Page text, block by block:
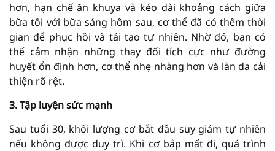
hơn, hạn chế ăn khuya và kéo dài khoảng cách giữa
bữa tối với bữa sáng hôm sau, cơ thể đã có thêm thời
gian để phục hồi và tái tạo tự nhiên. Nhờ đó, bạn có
thể cảm nhận những thay đổi tích cực như đường
huyết ổn định hơn, cơ thể nhẹ nhàng hơn và làn da cải
thiện rõ rệt.
3. Tập luyện sức mạnh
Sau tuổi 30, khối lượng cơ bắt đầu suy giảm tự nhiên
nếu không được duy trì. Khi cơ bắp mất đi, quá trình